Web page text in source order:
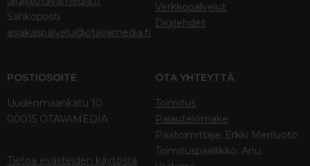
Sähköposti
asiakaspalvelu@otavamedia.fi
Verkkopalvelut
Digilehdet
POSTIOSOITE
Uudenmaankatu 10
00015 OTAVAMEDIA
Tietoa evästeiden käytöstä
OTA YHTEYTTÄ
Toimitus
Palautelomake
Päätoimittaja: Erkki Meriluoto
Toimituspäällikkö: Anu